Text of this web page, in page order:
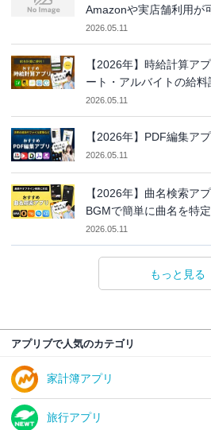
Amazonや実店舗利用が
2026.05.11
【2026年】時給計算
ート・アルバイトの給料
2026.05.11
【2026年】PDF編集ア
2026.05.11
【2026年】曲名検索ア
BGMで簡単に曲名を特定
2026.05.11
もっと見る
アプリブで人気のカテゴリ
家計簿アプリ
旅行アプリ